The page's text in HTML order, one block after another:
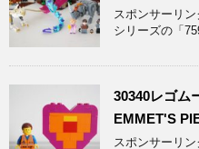
スポンサーリ
シリーズの「
30340レゴム
EMMET'S
スポンサーリ